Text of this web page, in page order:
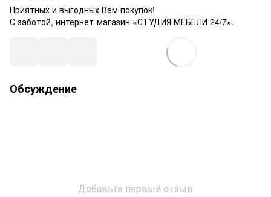
Приятных и выгодных Вам покупок!
С заботой, интернет-магазин «СТУДИЯ МЕБЕЛИ 24/7».
Обсуждение
Добавьте первый отзыв